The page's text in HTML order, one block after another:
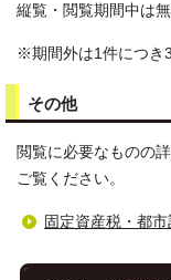
縦覧・閲覧期間中は
※期間外は1件につき
その他
閲覧に必要なものの
ご覧ください。
固定資産税・都